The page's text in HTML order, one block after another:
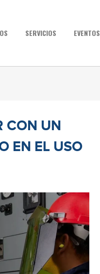
SERVICIOS EVENTOS
CON UN
EN EL USO